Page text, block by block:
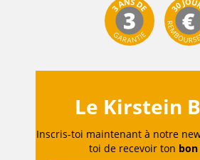
Le Kirstein
Inscris-toi maintenant à notre
toi de recevoir ton bon